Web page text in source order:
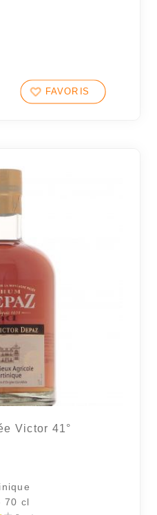
FAVORIS
Victor 41°
70 cl